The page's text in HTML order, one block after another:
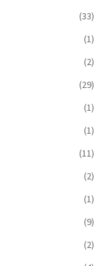
(33)
(1)
(2)
(29)
(1)
(1)
(11)
(2)
(1)
(9)
(2)